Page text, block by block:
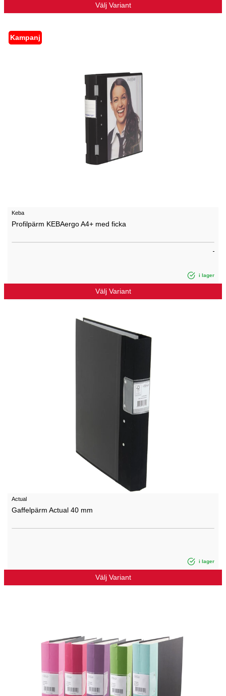
Välj Variant
Kampanj
Keba
Profilpärm KEBAergo A4+ med ficka
i lager
Välj Variant
Actual
Gaffelpärm Actual 40 mm
i lager
Välj Variant